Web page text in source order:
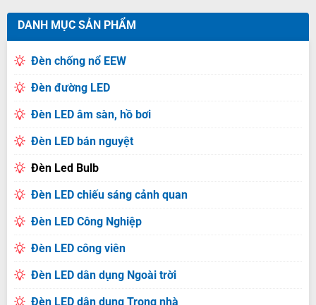
DANH MỤC SẢN PHẨM
Đèn chống nổ EEW
Đèn đường LED
Đèn LED âm sàn, hồ bơi
Đèn LED bán nguyệt
Đèn Led Bulb
Đèn LED chiếu sáng cảnh quan
Đèn LED Công Nghiệp
Đèn LED công viên
Đèn LED dân dụng Ngoài trời
Đèn LED dân dụng Trong nhà